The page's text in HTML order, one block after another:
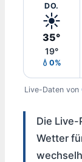
DO.
☀️
35°
19°
💧0%
Live-Daten von
Die
Wetter